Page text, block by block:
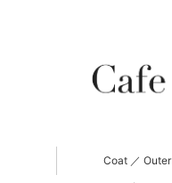
Coat ／ Outer